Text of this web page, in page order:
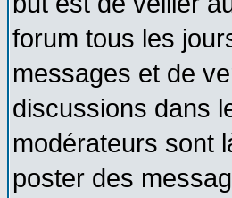
forum tous les
messages et de
discussions dans
modérateurs sont
poster des